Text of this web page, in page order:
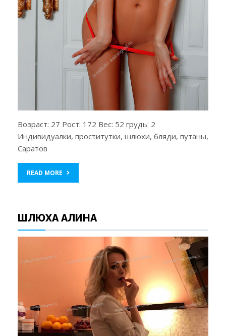
Возраст: 27 Рост: 172 Вес: 52 грудь: 2
Индивидуалки, проститутки, шлюхи, бляди, путаны,
Саратов
READ MORE
ШЛЮХА АЛИНА